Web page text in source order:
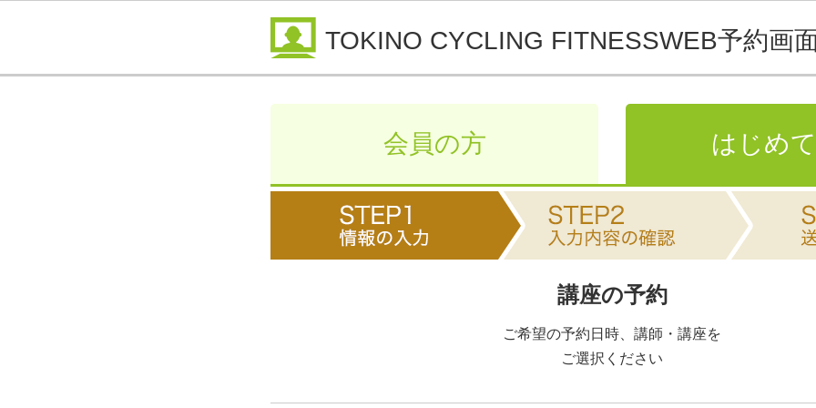
TOKINO CYCLING FITNESSWEB予約画
会員の方 はじめ
講座の予約
ご希望の予約日時、講師・講座を
ご選択ください